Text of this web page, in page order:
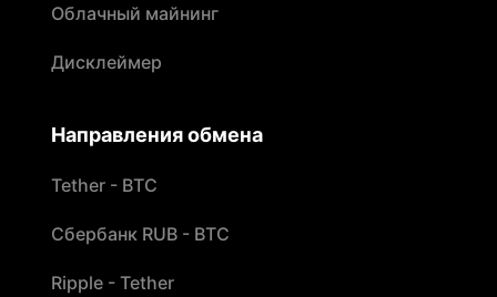
Облачный майнинг
Дисклеймер
Направления обмена
Tether - BTC
Сбербанк RUB - BTC
Ripple - Tether